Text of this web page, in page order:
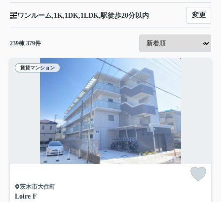
ワンルーム,1K,1DK,1LDK,駅徒歩20分以内 変更
239棟 379件
賃貸マンション
茨木市大住町
Loire F